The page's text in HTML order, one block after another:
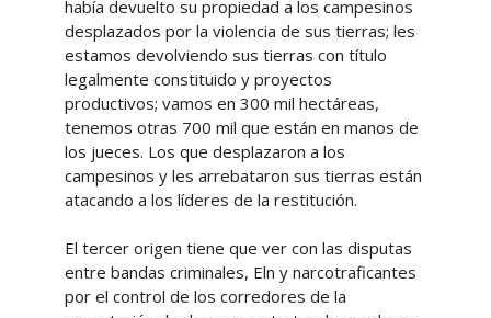
había devuelto su propiedad a los campesinos
desplazados por la violencia de sus tierras; les
estamos devolviendo sus tierras con título
legalmente constituido y proyectos
productivos; vamos en 300 mil hectáreas,
tenemos otras 700 mil que están en manos de
los jueces. Los que desplazaron a los
campesinos y les arrebataron sus tierras están
atacando a los líderes de la restitución.
El tercer origen tiene que ver con las disputas
entre bandas criminales, Eln y narcotraficantes
por el control de los corredores de la